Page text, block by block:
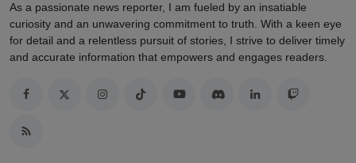
As a passionate news reporter, I am fueled by an insatiable
curiosity and an unwavering commitment to truth. With a keen eye
for detail and a relentless pursuit of stories, I strive to deliver timely
and accurate information that empowers and engages readers.